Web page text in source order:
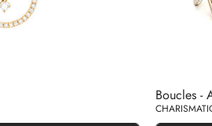
Boucles -